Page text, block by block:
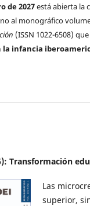
de 2027está abierta la
al monográfico
(ISSN 1022-6508)
la infancia
Transformación
Las
superior,